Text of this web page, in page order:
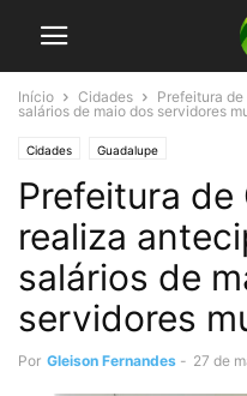
Início Cidades
Prefeitura
salários de maio dos servidores
Cidades Guadalupe
Prefeitura de
realiza
salários de
servidores
Por Gleison Fernandes - 27 de